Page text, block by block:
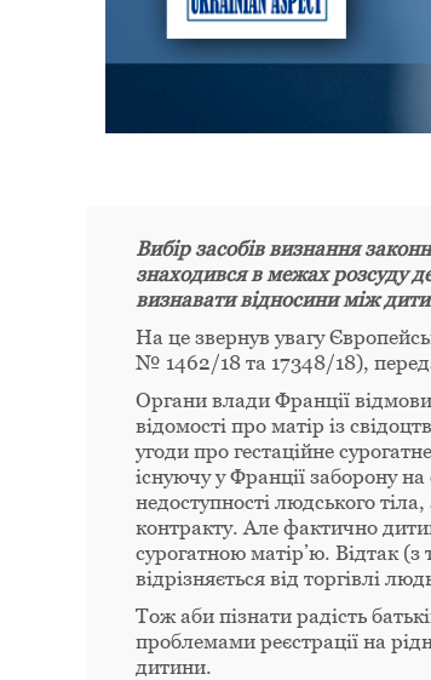
Вибір засобів визнання
знаходився в межах розсуду
визнавати відносини між
На це звернув увагу
№ 1462/18 та 17348/18),
Органи влади Франції
відомості про матір із
угоди про гестаційне
існуючу у Франції заборону
недоступності людського
контракту. Але фактично
сурогатною матір’ю. Відтак
відрізняється від торгівлі
Тож аби пізнати радість
проблемами реєстрації на
дитини.